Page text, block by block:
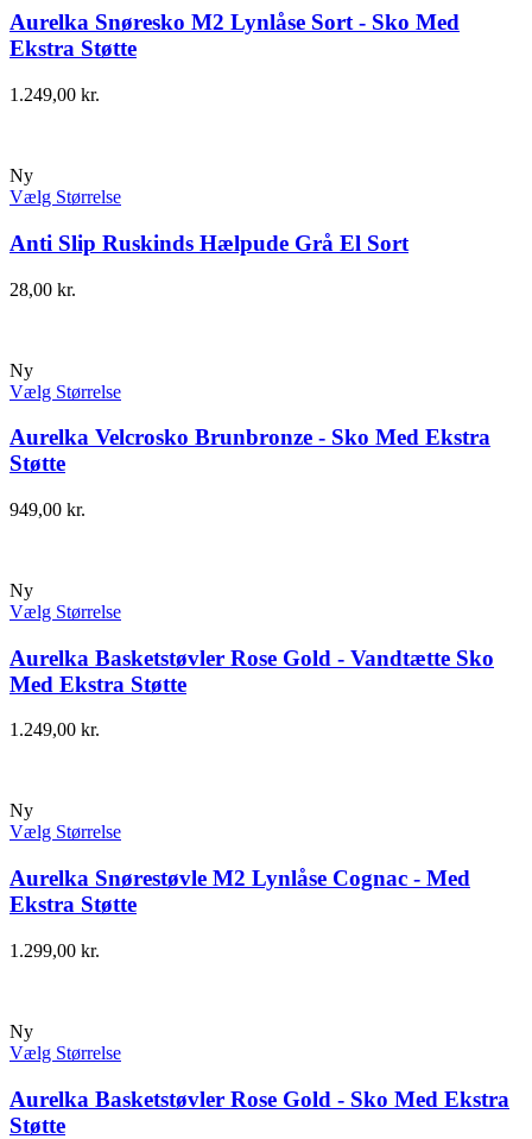
Aurelka Snøresko M2 Lynlåse Sort - Sko Med
Ekstra Støtte
1.249,00 kr.
Ny
Vælg Størrelse
Anti Slip Ruskinds Hælpude Grå El Sort
28,00 kr.
Ny
Vælg Størrelse
Aurelka Velcrosko Brunbronze - Sko Med Ekstra
Støtte
949,00 kr.
Ny
Vælg Størrelse
Aurelka Basketstøvler Rose Gold - Vandtætte Sko
Med Ekstra Støtte
1.249,00 kr.
Ny
Vælg Størrelse
Aurelka Snørestøvle M2 Lynlåse Cognac - Med
Ekstra Støtte
1.299,00 kr.
Ny
Vælg Størrelse
Aurelka Basketstøvler Rose Gold - Sko Med Ekstra
Støtte